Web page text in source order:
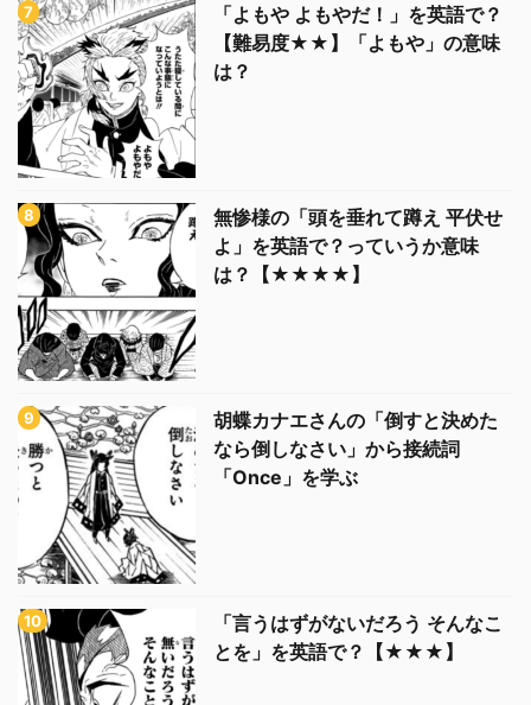
「よもや よもやだ！」を英語で？
【難易度★★】「よもや」の意味
は？
無惨様の「頭を垂れて蹲え 平伏せ
よ」を英語で？っていうか意味
は？【★★★★】
胡蝶カナエさんの「倒すと決めた
なら倒しなさい」から接続詞
「Once」を学ぶ
「言うはずがないだろう そんなこ
とを」を英語で？【★★★】